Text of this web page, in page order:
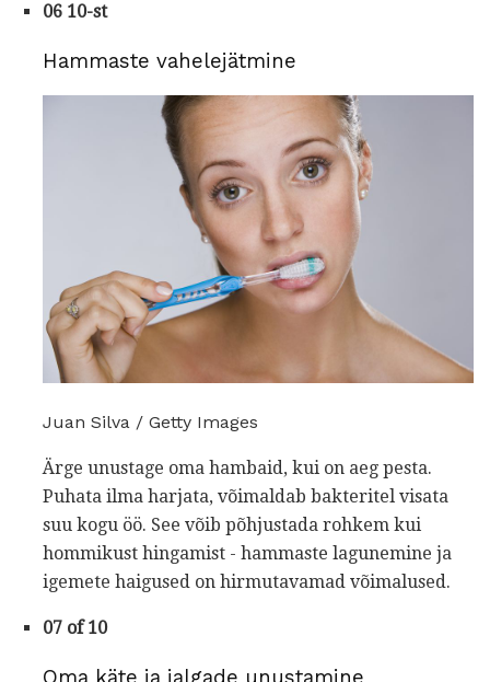
06 10-st
Hammaste vahelejätmine
Juan Silva / Getty Images
Ärge unustage oma hambaid, kui on aeg pesta.
Puhata ilma harjata, võimaldab bakteritel visata
suu kogu öö. See võib põhjustada rohkem kui
hommikust hingamist - hammaste lagunemine ja
igemete haigused on hirmutavamad võimalused.
07 of 10